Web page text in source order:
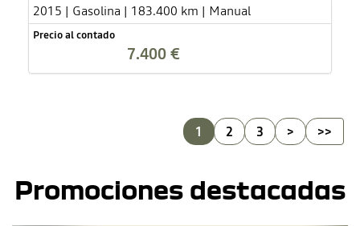
2015 | Gasolina | 183.400 km | Manual
Precio al contado
7.400 €
1 2 3 > >>
Promociones destacadas